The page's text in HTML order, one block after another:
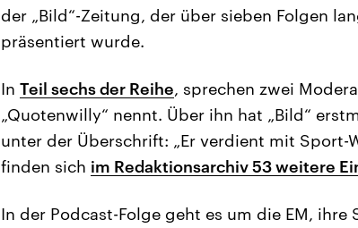
der „Bild“-Zeitung, der über sieben Folgen
präsentiert wurde.
In Teil sechs der Reihe, sprechen zwei
„Quotenwilly“ nennt. Über ihn hat „Bild“
unter der Überschrift: „Er verdient mit Sport-
finden sich im Redaktionsarchiv 53 weitere
In der Podcast-Folge geht es um die EM,